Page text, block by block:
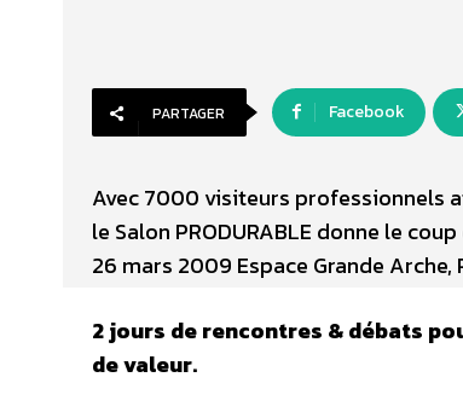
PARTAGER Facebook
Avec 7000 visiteurs professionnels
le Salon PRODURABLE donne le
26 mars 2009 Espace Grande
2 jours de rencontres & débats
de valeur.